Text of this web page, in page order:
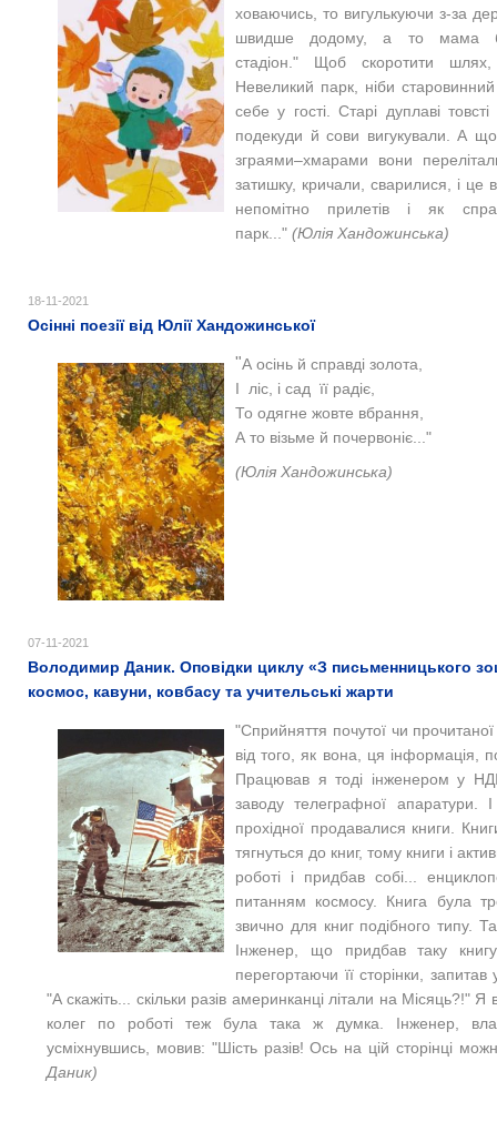
ховаючись, то вигулькуючи з-за
швидше додому, а то мама
стадіон." Щоб скоротити
Невеликий парк, ніби
себе у гості. Старі дуплаві
подекуди й сови вигукували. А
зграями–хмарами вони
затишку, кричали, сварилися, і це
непомітно прилетів і як
парк..." (Юлія Хандожинська)
18-11-2021
Осінні поезії від Юлії Хандожинської
"А осінь й справді золота,
І ліс, і сад її радіє,
То одягне жовте вбрання,
А то візьме й почервоніє..."
(Юлія Хандожинська)
07-11-2021
Володимир Даник. Оповідки циклу «З письменницького
космос, кавуни, ковбасу та учительські жарти
"Сприйняття почутої чи прочитаної
від того, як вона, ця інформація,
Працював я тоді інженером у
заводу телеграфної апаратури.
прохідної продавалися книги.
тягнуться до книг, тому книги і
роботі і придбав собі...
питанням космосу. Книга була
звично для книг подібного типу.
Інженер, що придбав таку
перегортаючи її сторінки,
"А скажіть... скільки разів америнканці літали на Місяць?!" Я
колег по роботі теж була така ж думка. Інженер,
усміхнувшись, мовив: "Шість разів! Ось на цій сторінці
Даник)